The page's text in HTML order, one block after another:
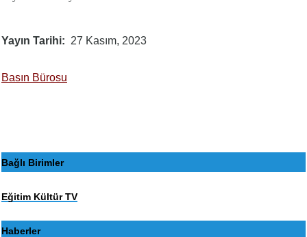
Yayın Tarihi 27 Kasım, 2023
Basın Bürosu
Bağlı Birimler
Eğitim Kültür TV
Haberler